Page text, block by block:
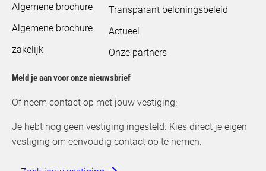
Algemene brochure
Algemene brochure
zakelijk
Transparant beloningsbeleid
Actueel
Onze partners
Meld je aan voor onze nieuwsbrief
Of neem contact op met jouw vestiging:
Je hebt nog geen vestiging ingesteld. Kies direct je eigen
vestiging om eenvoudig contact op te nemen.